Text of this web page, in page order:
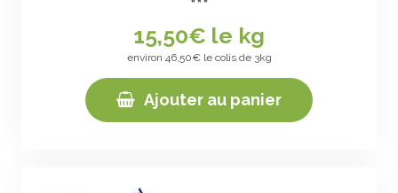
***
15,50€ le kg
environ 46,50€ le colis de 3kg
Ajouter au panier